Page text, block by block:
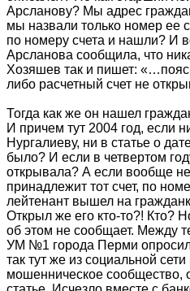
Арсланову? Мы адрес
мы назвали только номер ее
по номеру счета и нашли? И
Арсланова сообщила, что
Хозяшев так и пишет:
либо расчетный счет не
Тогда как же он нашел
И причем тут 2004 год, если
Нургалиеву, ни в статье о
было? И если в четвертом
открывала? А если вообще
принадлежит тот счет, по
лейтенант вышел на
Открыл же его кто-то?! Кто?
об этом не сообщает. Между
УМ №1 города Перми опросил
так тут же из социальной
мошенническое сообщество,